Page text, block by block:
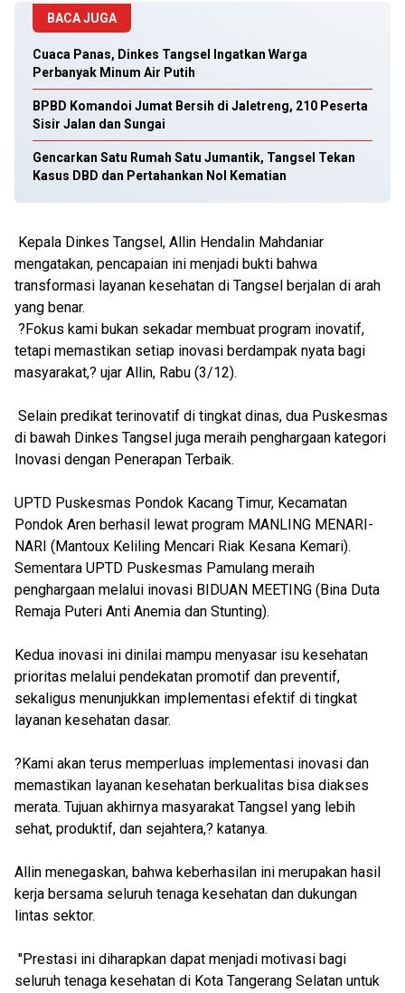
BACA JUGA
Cuaca Panas, Dinkes Tangsel Ingatkan Warga
Perbanyak Minum Air Putih
BPBD Komandoi Jumat Bersih di Jaletreng, 210 Peserta
Sisir Jalan dan Sungai
Gencarkan Satu Rumah Satu Jumantik, Tangsel Tekan
Kasus DBD dan Pertahankan Nol Kematian
Kepala Dinkes Tangsel, Allin Hendalin Mahdaniar
mengatakan, pencapaian ini menjadi bukti bahwa
transformasi layanan kesehatan di Tangsel berjalan di arah
yang benar.
?Fokus kami bukan sekadar membuat program inovatif,
tetapi memastikan setiap inovasi berdampak nyata bagi
masyarakat,? ujar Allin, Rabu (3/12).
Selain predikat terinovatif di tingkat dinas, dua Puskesmas
di bawah Dinkes Tangsel juga meraih penghargaan kategori
Inovasi dengan Penerapan Terbaik.
UPTD Puskesmas Pondok Kacang Timur, Kecamatan
Pondok Aren berhasil lewat program MANLING MENARI-
NARI (Mantoux Keliling Mencari Riak Kesana Kemari).
Sementara UPTD Puskesmas Pamulang meraih
penghargaan melalui inovasi BIDUAN MEETING (Bina Duta
Remaja Puteri Anti Anemia dan Stunting).
Kedua inovasi ini dinilai mampu menyasar isu kesehatan
prioritas melalui pendekatan promotif dan preventif,
sekaligus menunjukkan implementasi efektif di tingkat
layanan kesehatan dasar.
?Kami akan terus memperluas implementasi inovasi dan
memastikan layanan kesehatan berkualitas bisa diakses
merata. Tujuan akhirnya masyarakat Tangsel yang lebih
sehat, produktif, dan sejahtera,? katanya.
Allin menegaskan, bahwa keberhasilan ini merupakan hasil
kerja bersama seluruh tenaga kesehatan dan dukungan
lintas sektor.
"Prestasi ini diharapkan dapat menjadi motivasi bagi
seluruh tenaga kesehatan di Kota Tangerang Selatan untuk